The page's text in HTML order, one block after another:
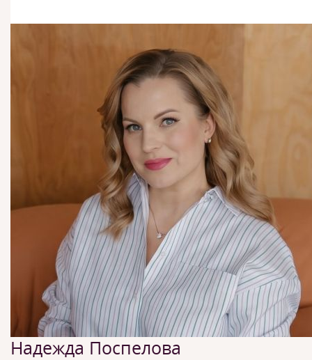
Надежда Поспелова